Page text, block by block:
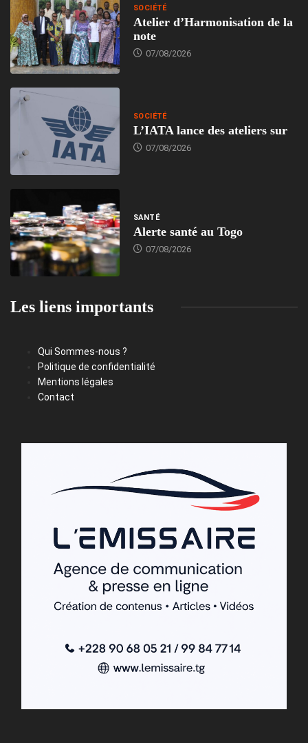
SOCIÉTÉ
Atelier d’Harmonisation de la
note
07/08/2026
SOCIÉTÉ
L’IATA lance des ateliers sur
07/08/2026
SANTÉ
Alerte santé au Togo
07/08/2026
Les liens importants
Qui Sommes-nous ?
Politique de confidentialité
Mentions légales
Contact